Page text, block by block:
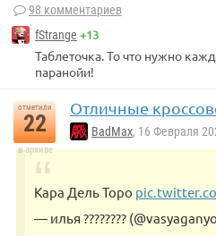
98 комментариев
fStrange +13
Таблеточка. То что нужно
паранойи!
отметили
22
в архиве
Отличные
BadMax, 16 Февраля
Кара Дель Торо
— илья ????????